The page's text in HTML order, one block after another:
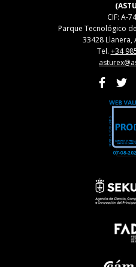
CIF: A-
Parque Tecnológico
33428 Llanera,
Tel. +34